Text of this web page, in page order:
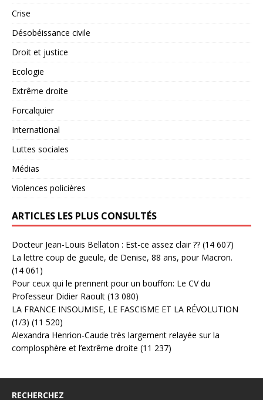
Crise
Désobéissance civile
Droit et justice
Ecologie
Extrême droite
Forcalquier
International
Luttes sociales
Médias
Violences policières
ARTICLES LES PLUS CONSULTÉS
Docteur Jean-Louis Bellaton : Est-ce assez clair ?? (14 607)
La lettre coup de gueule, de Denise, 88 ans, pour Macron.
(14 061)
Pour ceux qui le prennent pour un bouffon: Le CV du
Professeur Didier Raoult (13 080)
LA FRANCE INSOUMISE, LE FASCISME ET LA RÉVOLUTION
(1/3) (11 520)
Alexandra Henrion-Caude très largement relayée sur la
complosphère et l’extrême droite (11 237)
RECHERCHEZ